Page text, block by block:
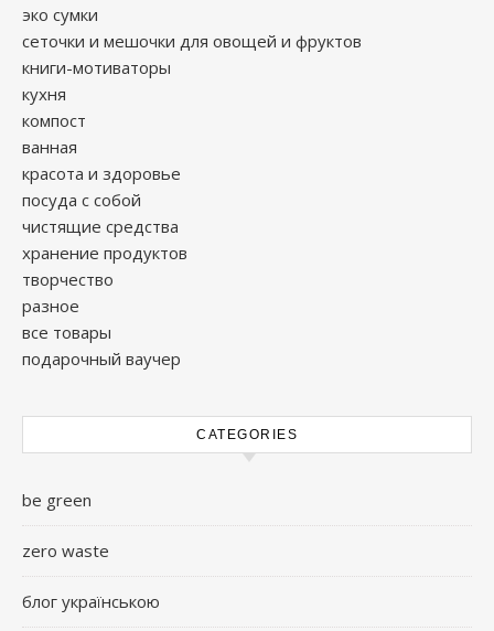
эко сумки
сеточки и мешочки для овощей и фруктов
книги-мотиваторы
кухня
компост
ванная
красота и здоровье
посуда с собой
чистящие средства
хранение продуктов
творчество
разное
все товары
подарочный ваучер
CATEGORIES
be green
zero waste
блог українською